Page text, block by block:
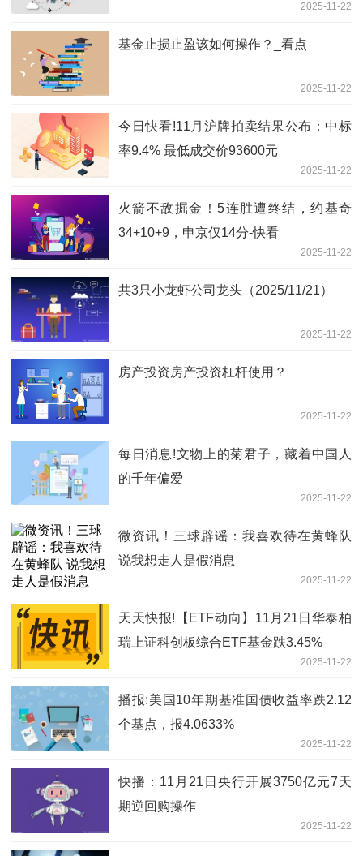
2025-11-22
基金止损止盈该如何操作？_看点
2025-11-22
今日快看!11月沪牌拍卖结果公布：中标
率9.4% 最低成交价93600元
2025-11-22
火箭不敌掘金！5连胜遭终结，约基奇
34+10+9，申京仅14分-快看
2025-11-22
共3只小龙虾公司龙头（2025/11/21）
2025-11-22
房产投资房产投资杠杆使用？
2025-11-22
每日消息!文物上的菊君子，藏着中国人
的千年偏爱
2025-11-22
微资讯！三球辟谣：我喜欢待在黄蜂队
说我想走人是假消息
2025-11-22
天天快报!【ETF动向】11月21日华泰柏
瑞上证科创板综合ETF基金跌3.45%
2025-11-22
播报:美国10年期基准国债收益率跌2.12
个基点，报4.0633%
2025-11-22
快播：11月21日央行开展3750亿元7天
期逆回购操作
2025-11-22